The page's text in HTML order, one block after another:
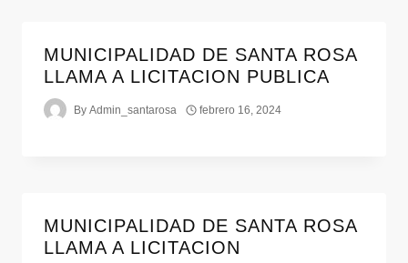
MUNICIPALIDAD DE SANTA ROSA
LLAMA A LICITACION PUBLICA
By Admin_santarosa febrero 16, 2024
MUNICIPALIDAD DE SANTA ROSA
LLAMA A LICITACION